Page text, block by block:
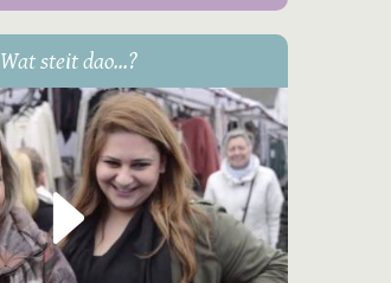
Wat steit dao...?